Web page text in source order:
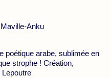
Anku
poétique arabe, sublimée en
strophe ! Création,